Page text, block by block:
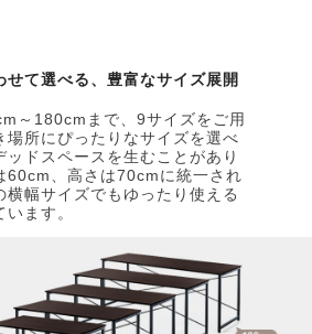
せて選べる、豊富なサイズ展開
～180cmまで、9サイズをご用
場所にぴったりなサイズを選べ
ッドスペースを生むことがあり
60cm、高さは70cmに統一され
横幅サイズでもゆったり使える
ます。